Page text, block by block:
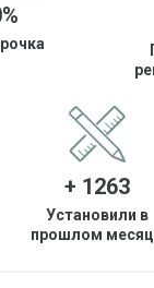
+ 1263
Установили в
прошлом